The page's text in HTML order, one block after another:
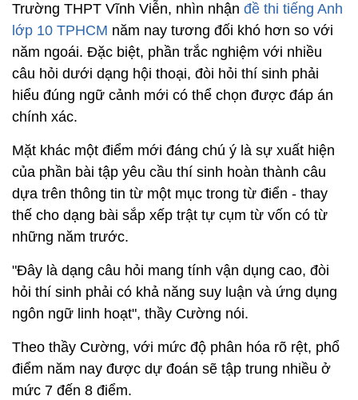
Trường THPT Vĩnh Viễn, nhìn nhận đề thi tiếng Anh
lớp 10 TPHCM năm nay tương đối khó hơn so với
năm ngoái. Đặc biệt, phần trắc nghiệm với nhiều
câu hỏi dưới dạng hội thoại, đòi hỏi thí sinh phải
hiểu đúng ngữ cảnh mới có thể chọn được đáp án
chính xác.
Mặt khác một điểm mới đáng chú ý là sự xuất hiện
của phần bài tập yêu cầu thí sinh hoàn thành câu
dựa trên thông tin từ một mục trong từ điển - thay
thế cho dạng bài sắp xếp trật tự cụm từ vốn có từ
những năm trước.
"Đây là dạng câu hỏi mang tính vận dụng cao, đòi
hỏi thí sinh phải có khả năng suy luận và ứng dụng
ngôn ngữ linh hoạt", thầy Cường nói.
Theo thầy Cường, với mức độ phân hóa rõ rệt, phổ
điểm năm nay được dự đoán sẽ tập trung nhiều ở
mức 7 đến 8 điểm.